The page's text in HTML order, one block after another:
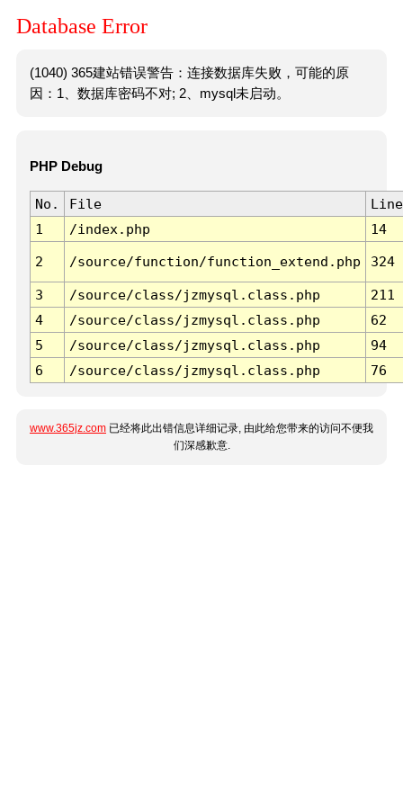
Database Error
(1040) 365建站错误警告：连接数据库失败，可能的原
因：1、数据库密码不对; 2、mysql未启动。
PHP Debug
No. File
Line
1
/index.php 14
2 /source/function/function_extend.php 324
3 /source/class/jzmysql.class.php
211
4
/source/class/jzmysql.class.php
62
5
/source/class/jzmysql.class.php
94
6
/source/class/jzmysql.class.php 76
www.365jz.com 已经将此出错信息详细记录, 由此给您带来的访问不便我
们深感歉意.